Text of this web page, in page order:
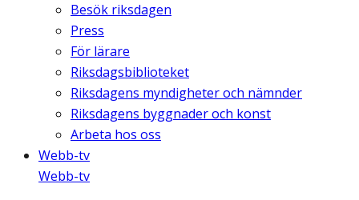
Besök riksdagen
Press
För lärare
Riksdagsbiblioteket
Riksdagens myndigheter och nämnder
Riksdagens byggnader och konst
Arbeta hos oss
Webb-tv
Webb-tv